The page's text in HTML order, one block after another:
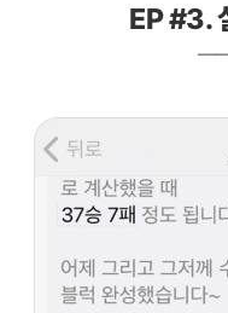
EP #3.